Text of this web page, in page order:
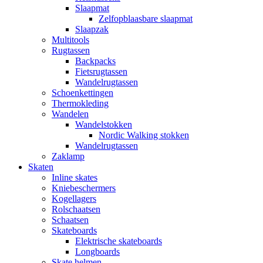
Slaapmat
Zelfopblaasbare slaapmat
Slaapzak
Multitools
Rugtassen
Backpacks
Fietsrugtassen
Wandelrugtassen
Schoenkettingen
Thermokleding
Wandelen
Wandelstokken
Nordic Walking stokken
Wandelrugtassen
Zaklamp
Skaten
Inline skates
Kniebeschermers
Kogellagers
Rolschaatsen
Schaatsen
Skateboards
Elektrische skateboards
Longboards